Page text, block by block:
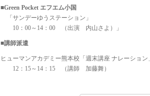
■Green Pocket エフエム小国
「サンデーゆうステーション」
10：00～14：00 （出演 内山さよ）」
■講師派遣
ヒューマンアカデミー熊本校「週末講座 ナレーション
12：15～14：15 （講師 加藤舞）